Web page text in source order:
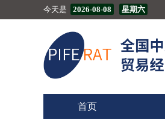
今天是 2026-08-08 星期六
首页